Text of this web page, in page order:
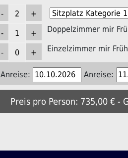
Doppelzimmer mir
Einzelzimmer mir
Anreise: Anreise:
Preis pro Person: 735,00 € -